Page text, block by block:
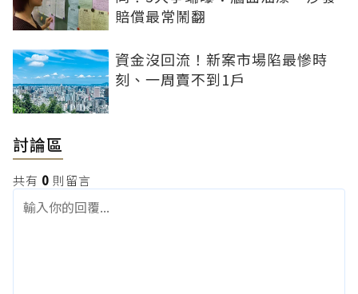
賠償最常鬧翻
資金沒回流！新案市場陷最慘時
刻、一周賣不到1戶
討論區
共有 0 則留言